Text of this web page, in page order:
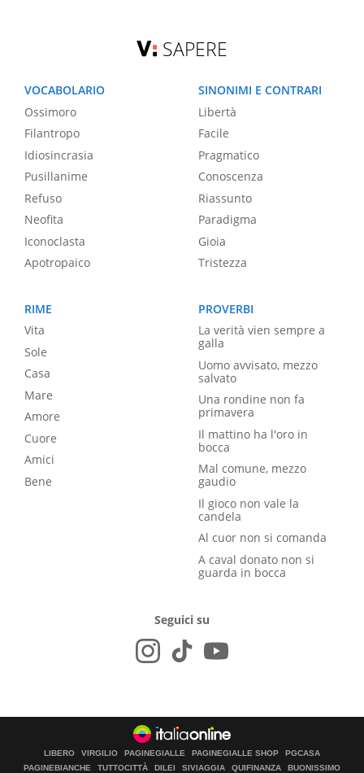
SAPERE
VOCABOLARIO
Ossimoro
Filantropo
Idiosincrasia
Pusillanime
Refuso
Neofita
Iconoclasta
Apotropaico
SINONIMI E CONTRARI
Libertà
Facile
Pragmatico
Conoscenza
Riassunto
Paradigma
Gioia
Tristezza
RIME
Vita
Sole
Casa
Mare
Amore
Cuore
Amici
Bene
PROVERBI
La verità vien sempre a
galla
Uomo avvisato, mezzo
salvato
Una rondine non fa
primavera
Il mattino ha l'oro in
bocca
Mal comune, mezzo
gaudio
Il gioco non vale la
candela
Al cuor non si comanda
A caval donato non si
guarda in bocca
Seguici su
LIBERO VIRGILIO PAGINEGIALLE PAGINEGIALLE SHOP
PGCASA
PAGINEBIANCHE
TUTTOCITTÀ DILEI SIVIAGGIA QUIFINANZA BUONISSIMO